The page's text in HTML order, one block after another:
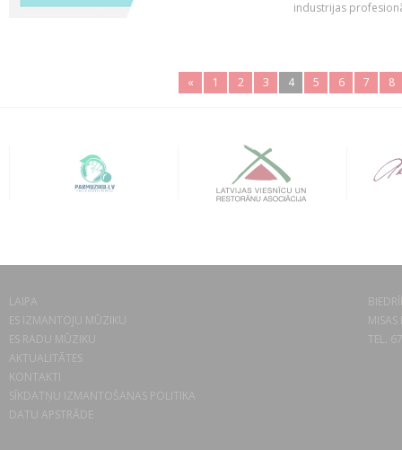
industrijas
« 1 2 3 4 5 6 7 8
LAIPA
ES IZMANTOJU MŪZIKU
ES RADU MŪZIKU
AKTUALITĀTES
KONTAKTI
SĪKDATŅU IZMANTOŠANAS POLITIKA
DATU APSTRĀDE
TEL.